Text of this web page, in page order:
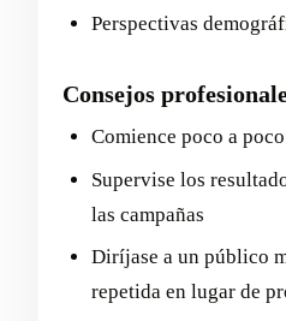
Perspectivas
Consejos
Comience poco a
Supervise los
las campañas
Diríjase a un público
repetida en lugar de